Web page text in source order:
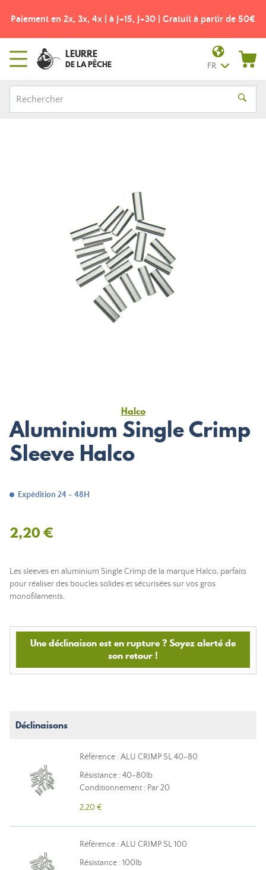
Paiement en 2x, 3x, 4x | à J+15, J+30 | Gratuit à partir de 50€
LEURRE
DE LA PÊCHE FR
Halco
Aluminium Single Crimp
Sleeve Halco
Expédition 24 - 48H
2,20 €
Les sleeves en aluminium Single Crimp de la marque Halco, parfaits
pour réaliser des boucles solides et sécurisées sur vos gros
monofilaments.
Une déclinaison est en rupture ? Soyez alerté de
son retour !
Déclinaisons
Référence : ALU CRIMP SL 40-80
Résistance : 40-80lb
Conditionnement : Par 20
2,20 €
Référence : ALU CRIMP SL 100
Résistance : 100lb